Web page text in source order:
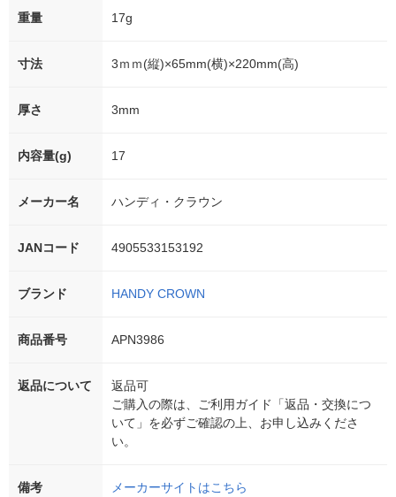
重量 17g
寸法 3ｍｍ(縦)×65mm(横)×220mm(高)
厚さ 3mm
内容量(g) 17
メーカー名 ハンディ・クラウン
JANコード 4905533153192
ブランド HANDY CROWN
商品番号 APN3986
返品について
返品可
ご購入の際は、ご利用ガイド「返品・交換につ
いて」を必ずご確認の上、お申し込みくださ
い。
備考 メーカーサイトはこちら